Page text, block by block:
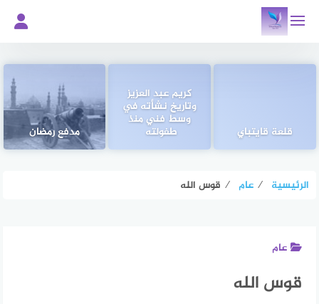
المحتوى
قلعة قايتباي
كريم عبد العزيز
وتاريخ نشأته في
وسط فني منذ
طفولته مدفع رمضان
الرئيسية ⁄ عام ⁄ قوس الله
عام
قوس الله